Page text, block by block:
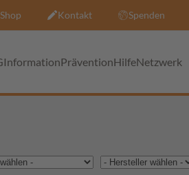
Shop Kontakt Spenden
InformationPräventionHilfeNetzwerk